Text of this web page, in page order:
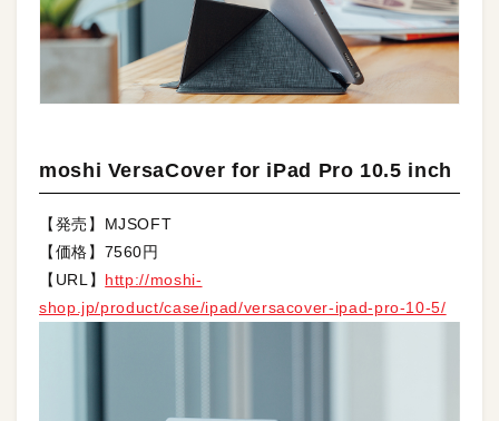
moshi VersaCover for iPad Pro 10.5 inch
【発売】MJSOFT
【価格】7560円
【URL】 http://moshi-
shop.jp/product/case/ipad/versacover-ipad-pro-10-5/